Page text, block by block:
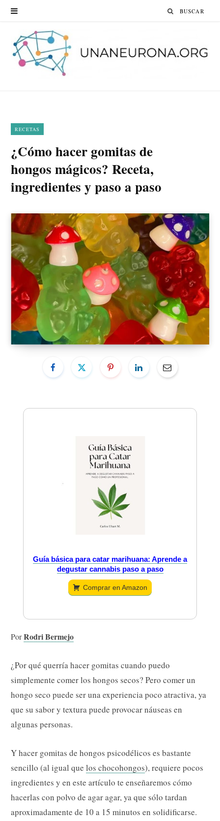
Search
RECETAS
¿Cómo hacer gomitas de
hongos mágicos? Receta,
ingredientes y paso a paso
Guía básica para catar marihuana: Aprende a
degustar cannabis paso a paso
Comprar en Amazon
PorRodri Bermejo
¿Por qué querría hacer gomitas cuando puedo
simplemente comer los hongos secos? Pero comer un
hongo seco puede ser una experiencia poco atractiva, ya
que su sabor y textura puede provocar náuseas en
algunas personas.
Y hacer gomitas de hongos psicodélicos es bastante
sencillo (al igual que los chocohongos), requiere pocos
ingredientes y en este artículo te enseñaremos cómo
hacerlas con polvo de agar agar, ya que sólo tardan
aproximadamente de 10 a 15 minutos en solidificarse.